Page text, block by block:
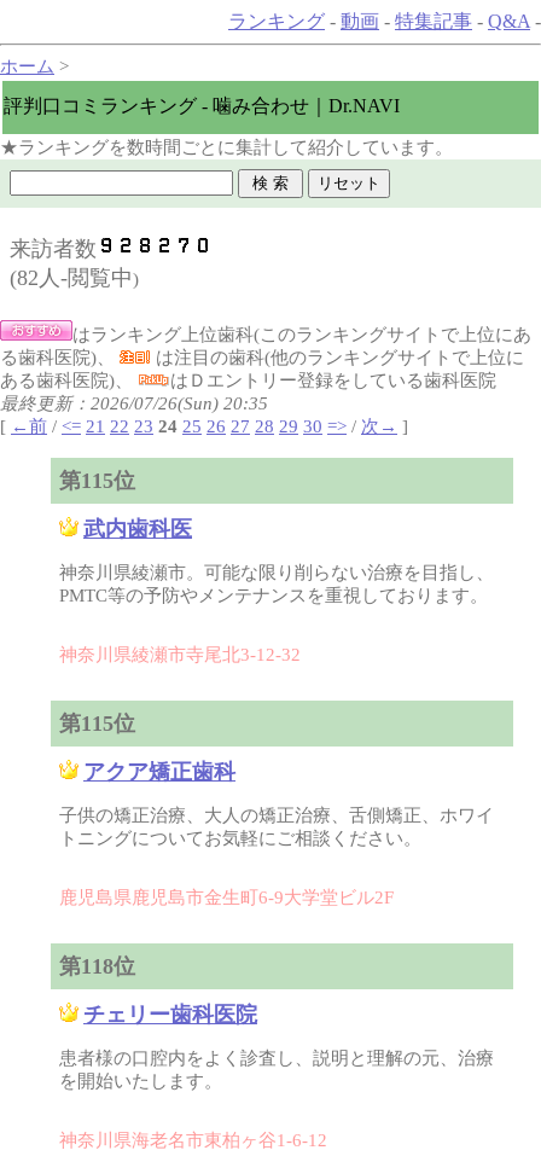
ランキング - 動画 - 特集記事 - Q&A -
ホーム >
評判口コミランキング - 噛み合わせ｜Dr.NAVI
★ランキングを数時間ごとに集計して紹介しています。
来訪者数
(82人-閲覧中)
はランキング上位歯科(このランキングサイトで上位にあ
る歯科医院)、
は注目の歯科(他のランキングサイトで上位に
ある歯科医院)、
はＤエントリー登録をしている歯科医院
最終更新：2026/07/26(Sun) 20:35
[ ←前 / <= 21 22 23 24 25 26 27 28 29 30 => / 次→ ]
第115位
武内歯科医
神奈川県綾瀬市。可能な限り削らない治療を目指し、
PMTC等の予防やメンテナンスを重視しております。
神奈川県綾瀬市寺尾北3-12-32
第115位
アクア矯正歯科
子供の矯正治療、大人の矯正治療、舌側矯正、ホワイ
トニングについてお気軽にご相談ください。
鹿児島県鹿児島市金生町6-9大学堂ビル2F
第118位
チェリー歯科医院
患者様の口腔内をよく診査し、説明と理解の元、治療
を開始いたします。
神奈川県海老名市東柏ヶ谷1-6-12